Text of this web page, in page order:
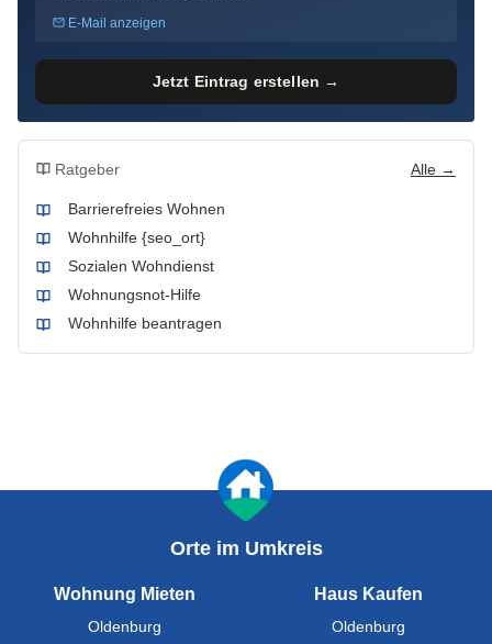
E-Mail anzeigen
Jetzt Eintrag erstellen →
Ratgeber Alle →
Barrierefreies Wohnen
Wohnhilfe {seo_ort}
Sozialen Wohndienst
Wohnungsnot-Hilfe
Wohnhilfe beantragen
Orte im Umkreis
Wohnung Mieten
Oldenburg
Haus Kaufen
Oldenburg